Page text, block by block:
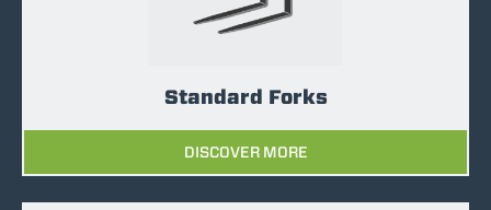
Standard Forks
DISCOVER MORE